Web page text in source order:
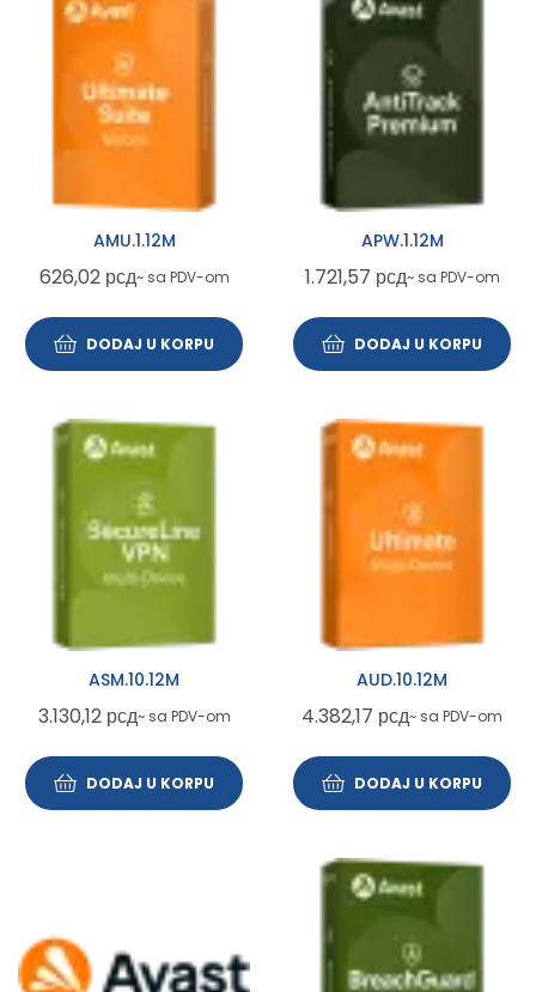
AMU.1.12M
626,02 рсд~ sa PDV-om
DODAJ U KORPU
APW.1.12M
1.721,57 рсд~ sa PDV-om
DODAJ U KORPU
ASM.10.12M
3.130,12 рсд~ sa PDV-om
DODAJ U KORPU
AUD.10.12M
4.382,17 рсд~ sa PDV-om
DODAJ U KORPU